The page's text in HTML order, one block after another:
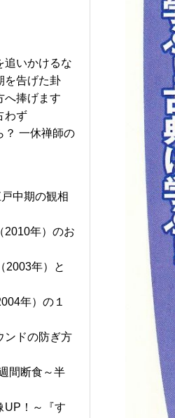
いかけるな
を告げた卦
へ捧げます
わず
？ 一休禅師の
中期の観相
2010年）のお
2003年）と
年）の１
ンドの防ぎ方
間断食～半
UP！～『す